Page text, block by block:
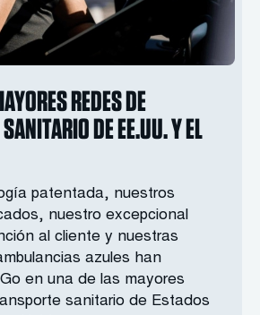
REDES DE
DE EE.UU. Y EL
patentada, nuestros
nuestro excepcional
al cliente y nuestras
azules han
en una de las mayores
sanitario de Estados